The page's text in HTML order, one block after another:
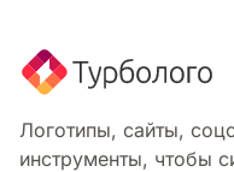
Карандаш
Значок
Движение
Крутой
Логотипы, сайты,
инструменты, чтобы